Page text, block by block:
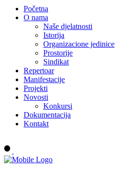
Početna
O nama
Naše djelatnosti
Istorija
Organizacione jedinice
Prostorije
Sindikat
Repertoar
Manifestacije
Projekti
Novosti
Konkursi
Dokumentacija
Kontakt